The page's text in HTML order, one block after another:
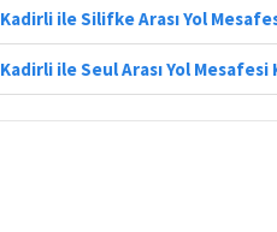
Kadirli ile Silifke Arası Yol
Kadirli ile Seul Arası Yol